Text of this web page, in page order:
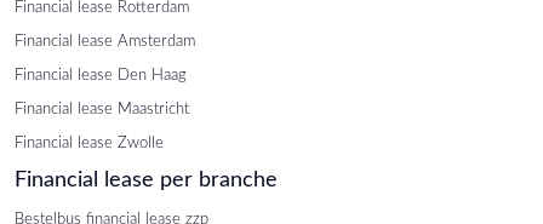
Financial lease Rotterdam
Financial lease Amsterdam
Financial lease Den Haag
Financial lease Maastricht
Financial lease Zwolle
Financial lease per branche
Bestelbus financial lease zzp